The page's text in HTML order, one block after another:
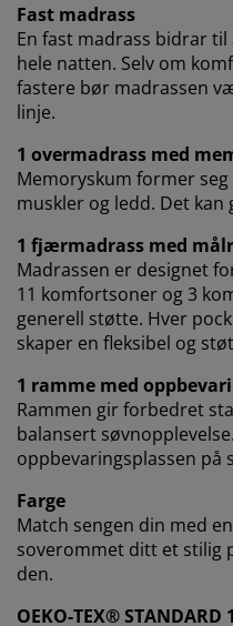
Fast madrass
En fast madrass bidrar
hele natten. Selv om
fastere bør madrassen
linje.
1 overmadrass med
Memoryskum former
muskler og ledd. Det
1 fjærmadrass med
Madrassen er designet
11 komfortsoner og 3
generell støtte. Hver
skaper en fleksibel og
1 ramme med
Rammen gir forbedret
balansert
oppbevaringsplassen på
Farge
Match sengen din med
soverommet ditt et stilig
den.
OEKO-TEX® STANDARD